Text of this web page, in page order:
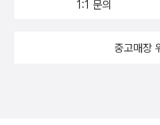
하기를 주저하지 않는 정치의
부디 거부할 수 있기를 희망
가 극도의 남성우월론에 젖은
찾는 저들의 발언을 과연 기
620014얘들아 보석같은 글
자 지목 문화의 형성에는 꼭
를 벌한 사람을 이들군중이
의 연결고리가 제거된다.- 웬
7.9] #21세기양반들은法治
1:1 문의
중고매장